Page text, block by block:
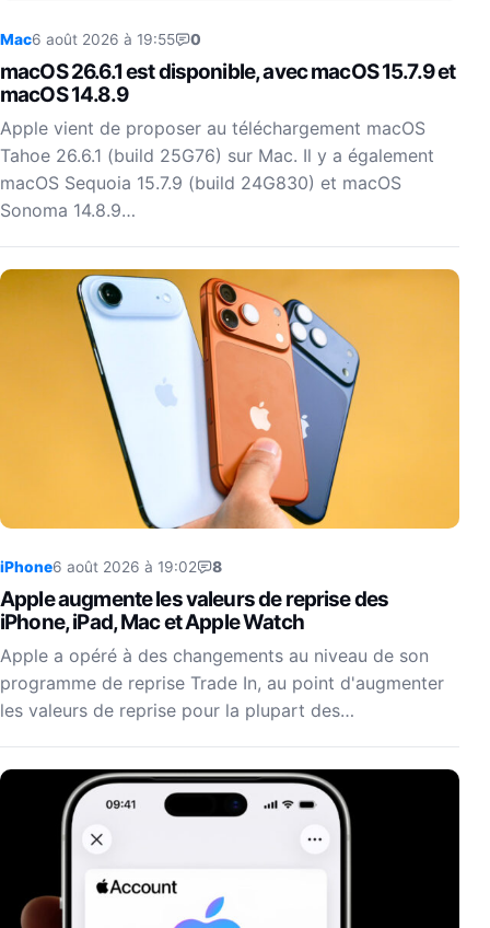
Mac6 août 2026 à 19:55 0
macOS 26.6.1 est disponible, avec macOS 15.7.9 et
macOS 14.8.9
Apple vient de proposer au téléchargement macOS
Tahoe 26.6.1 (build 25G76) sur Mac. Il y a également
macOS Sequoia 15.7.9 (build 24G830) et macOS
Sonoma 14.8.9…
iPhone6 août 2026 à 19:02 8
Apple augmente les valeurs de reprise des
iPhone, iPad, Mac et Apple Watch
Apple a opéré à des changements au niveau de son
programme de reprise Trade In, au point d'augmenter
les valeurs de reprise pour la plupart des…